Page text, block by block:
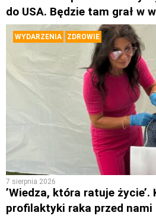
do USA. Będzie tam grał w
WYDARZENIA ZDROWIE
7 sierpnia 2026
’Wiedza, która ratuje
profilaktyki raka przed nami